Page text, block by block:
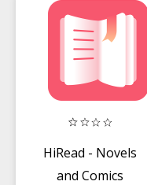
HiRead - Novels
and Comics